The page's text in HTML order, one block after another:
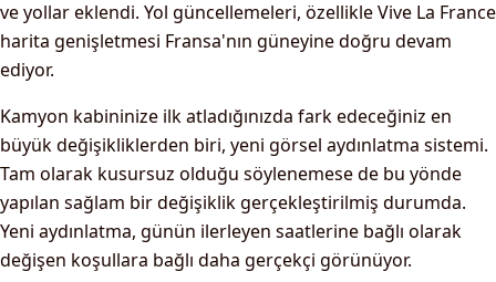
ve yollar eklendi. Yol güncellemeleri, özellikle Vive La France
harita genişletmesi Fransa'nın güneyine doğru devam
ediyor.
Kamyon kabininize ilk atladığınızda fark edeceğiniz en
büyük değişikliklerden biri, yeni görsel aydınlatma sistemi.
Tam olarak kusursuz olduğu söylenemese de bu yönde
yapılan sağlam bir değişiklik gerçekleştirilmiş durumda.
Yeni aydınlatma, günün ilerleyen saatlerine bağlı olarak
değişen koşullara bağlı daha gerçekçi görünüyor.